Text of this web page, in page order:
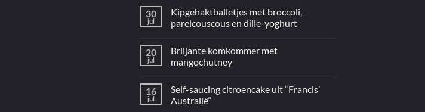
30
jul
Kipgehaktballetjes met broccoli,
parelcouscous en dille-yoghurt
op
Kipgehaktballetjes
met
en
dille-
yoghurt
20
jul
Briljante komkommer met
mangochutney
op
Briljante
komkommer
16
jul
Self-saucing citroencake uit “Francis’
Australië”